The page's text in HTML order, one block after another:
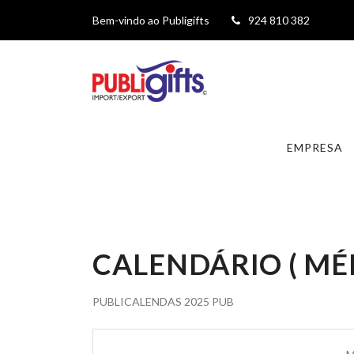
Bem-vindo ao Publigifts 924 810 382
EMPRESA
CALENDÁRIO (
PUBLICALENDAS 2025 PUB